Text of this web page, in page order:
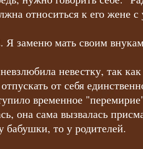
относиться к его жене
Я заменю мать своим
невестку, так
от себя
временное
она сама вызвалась
бабушки, то у родителей.